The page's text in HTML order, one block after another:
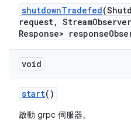
shutdownTradefed
request, Stream
Response> response
void
start()
啟動 grpc 伺服器。